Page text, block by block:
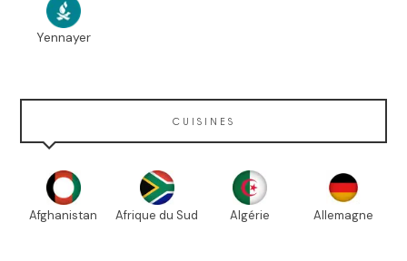
Yennayer
CUISINES
Afghanistan Afrique du Sud Algérie Allemagne